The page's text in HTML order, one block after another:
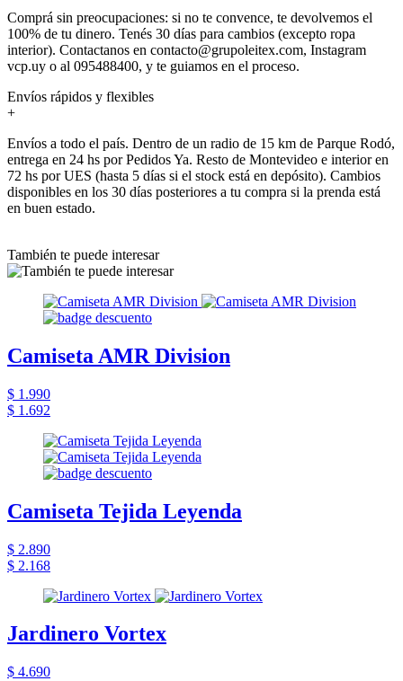
Comprá sin preocupaciones: si no te convence, te devolvemos el
100% de tu dinero. Tenés 30 días para cambios (excepto ropa
interior). Contactanos en contacto@grupoleitex.com, Instagram
vcp.uy o al 095488400, y te guiamos en el proceso.
Envíos rápidos y flexibles
+
Envíos a todo el país. Dentro de un radio de 15 km de Parque Rodó,
entrega en 24 hs por Pedidos Ya. Resto de Montevideo e interior en
72 hs por UES (hasta 5 días si el stock está en depósito). Cambios
disponibles en los 30 días posteriores a tu compra si la prenda está
en buen estado.
También te puede interesar
Camiseta AMR Division
$ 1.990
$ 1.692
Camiseta Tejida Leyenda
$ 2.890
$ 2.168
Jardinero Vortex
$ 4.690